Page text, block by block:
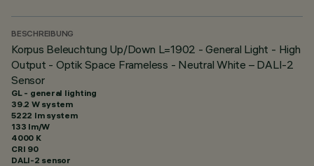
BESCHREIBUNG
Korpus Beleuchtung Up/Down L=1902 - General Light - High
Output - Optik Space Frameless - Neutral White – DALI-2
Sensor
GL - general lighting
39.2 W system
5222 lm system
133 lm/W
4000 K
CRI 90
DALI-2 sensor